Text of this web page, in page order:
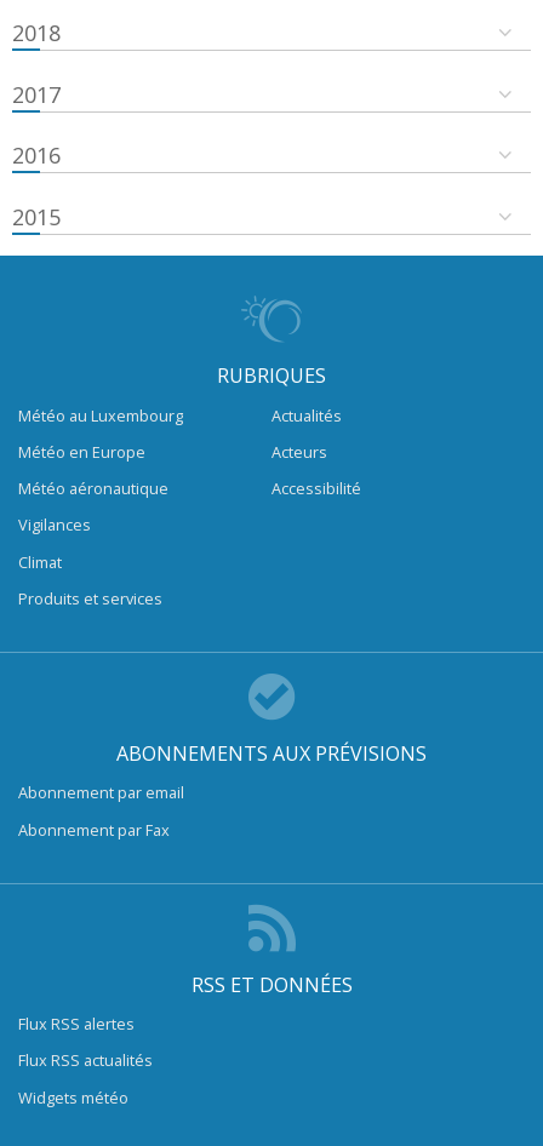
2018
2017
2016
2015
RUBRIQUES
Météo au Luxembourg
Météo en Europe
Météo aéronautique
Vigilances
Climat
Produits et services
Actualités
Acteurs
Accessibilité
ABONNEMENTS AUX PRÉVISIONS
Abonnement par email
Abonnement par Fax
RSS ET DONNÉES
Flux RSS alertes
Flux RSS actualités
Widgets météo